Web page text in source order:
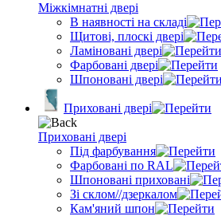
Міжкімнатні двері
В наявності на складі
Щитові, плоскі двері
Ламіновані двері
Фарбовані двері
Шпоновані двері
Приховані двері
Приховані двері
Під фарбування
Фарбовані по RAL
Шпоновані приховані
Зі склом//дзеркалом
Кам'яний шпон